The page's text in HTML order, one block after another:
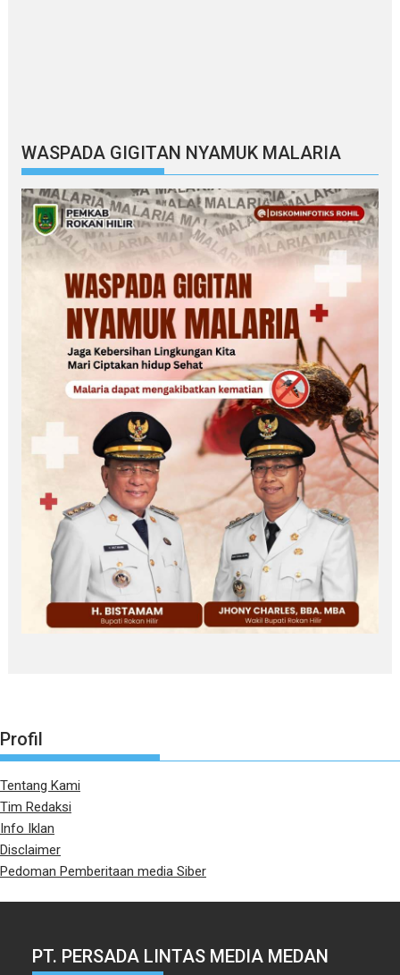
WASPADA GIGITAN NYAMUK MALARIA
Profil
Tentang Kami
Tim Redaksi
Info Iklan
Disclaimer
Pedoman Pemberitaan media Siber
PT. PERSADA LINTAS MEDIA MEDAN